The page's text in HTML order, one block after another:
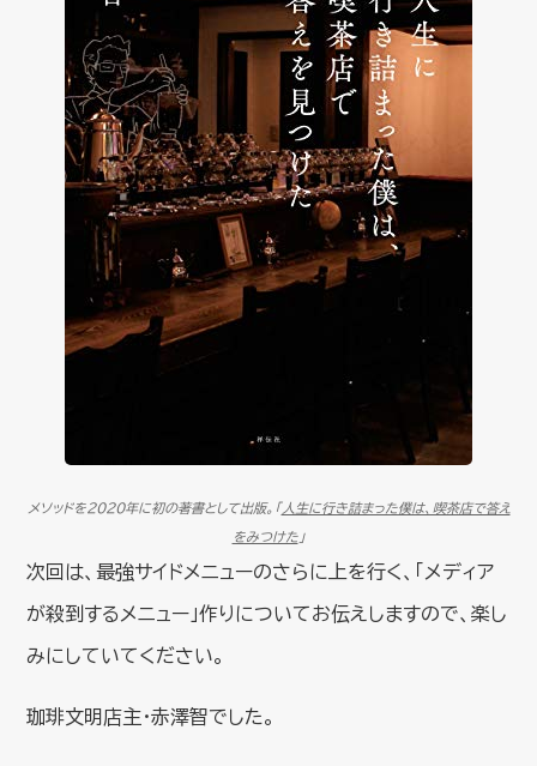
メソッドを2020年に初の著書として出版。「人生に行き詰まった僕は、喫茶店で答え
をみつけた」
次回は、最強サイドメニューのさらに上を行く、「メディア
が殺到するメニュー」作りについてお伝えしますので、楽し
みにしていてください。
珈琲文明店主・赤澤智でした。